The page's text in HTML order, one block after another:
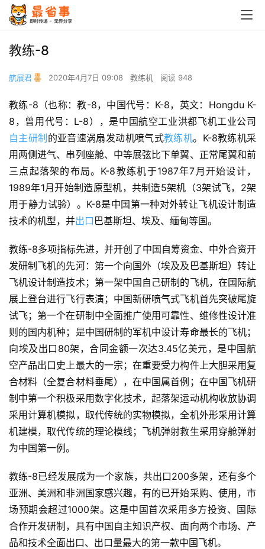
教练-8
航展君 2020年4月7日 09:08 教练机 阅读 948
教练-8（也称：教-8，中国代号：K-8，英文：Hongdu K-
8，曾用代号：L-8），是中国航空工业洪都飞机工业公司
自主研制 的亚音速涡扇发动机喷气式教练机。K-8教练机采
用两侧进气、串列座舱、中等展弦比下单翼、正常尾翼和前
三点起落架的布局。K-8教练机于1987年7月开始设计，
1989年1月开始制造原型机，共制造5架机（3架试飞，2架
用于静力试验）。K-8是中国第一种对外转让飞机设计制造
技术的机型，并出口 巴基斯坦、埃及、缅甸等国。
教练-8多项指标先进，并开创了中国自筹资金、中外合资开
发研制飞机的先河：第一个向国外（埃及及巴基斯坦）转让
飞机设计制造技术；第一架中国自己研制的飞机，在国际航
展上登台进行飞行表演；中国新研喷气式飞机首先突破尾旋
试飞；第一个在研制中全面推广使用可靠性、维修性设计准
则的国内机种；是中国研制的军机中设计寿命最长的飞机；
向埃及出口80架，合同金额一次达3.45亿美元，是中国航
空产品出口史上最大的一宗；在重要受力构件上大胆采用复
合材料（全复合材料垂尾），在中国属首例；在中国飞机研
制中第一个积极采用数字化技术，起落架运动机构收放协调
采用计算机模拟，取代传统的实物模拟，全机外形采用计算
机建模，取代传统的理论模线；飞机弹射救生采用穿舱弹射
为中国第一例。
教练-8已经发展成为一个家族，共出口200多架，还有多个
亚洲、美洲和非洲国家感兴趣，有的已开始采购、使用，市
场预期会超过1000架。这是中国首次采用多方投资、国际
合作开发研制，具有中国自主知识产权、面向两个市场、产
品和技术全面出口、出口量最大的第一款中国飞机。